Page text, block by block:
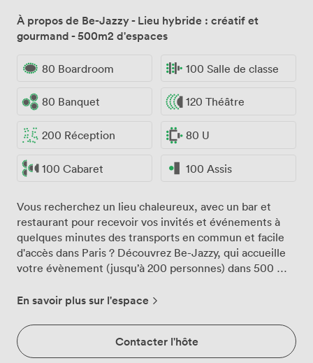
À propos de Be-Jazzy - Lieu hybride : créatif et
gourmand - 500m2 d'espaces
80 Boardroom 100 Salle de classe
80 Banquet 120 Théâtre
200 Réception 80 U
100 Cabaret 100 Assis
Vous recherchez un lieu chaleureux, avec un bar et
restaurant pour recevoir vos invités et événements à
quelques minutes des transports en commun et facile
d'accès dans Paris ? Découvrez Be-Jazzy, qui accueille
votre évènement (jusqu’à 200 personnes) dans 500 m2
dîner, un concert ou un spectacle ! Be-Jazzy, c’est un
grande terrasse. Notre tiers-lieu culturel, bar et
restaurant vous propose 4 espaces modulables aux
En savoir plus sur l'espace
Contacter l'hôte